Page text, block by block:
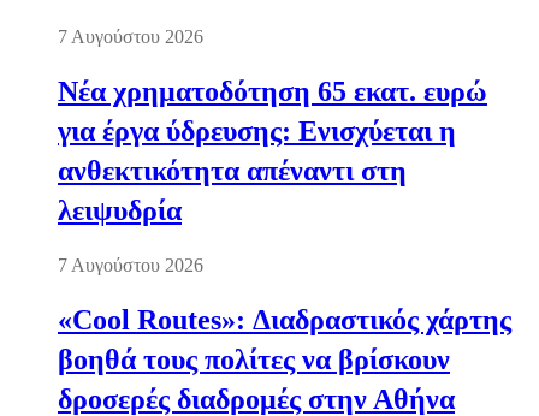
7 Αυγούστου 2026
Νέα χρηματοδότηση 65 εκατ. ευρώ
για έργα ύδρευσης: Ενισχύεται η
ανθεκτικότητα απέναντι στη
λειψυδρία
7 Αυγούστου 2026
«Cool Routes»: Διαδραστικός χάρτης
βοηθά τους πολίτες να βρίσκουν
δροσερές διαδρομές στην Αθήνα